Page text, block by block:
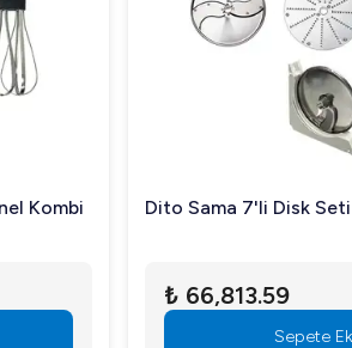
iletişime geçebilirsiniz.
mutfak standartlarınızı yükseltin.
Kombi
Dito Sama 7'li Disk Seti
₺ 66,813.59
Sepete